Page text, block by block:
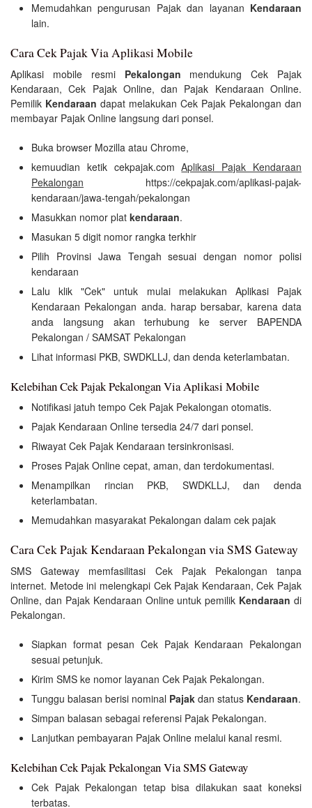
Memudahkan pengurusan Pajak dan layanan Kendaraan
lain.
Cara Cek Pajak Via Aplikasi Mobile
Aplikasi mobile resmi Pekalongan mendukung Cek Pajak
Kendaraan, Cek Pajak Online, dan Pajak Kendaraan Online.
Pemilik Kendaraan dapat melakukan Cek Pajak Pekalongan dan
membayar Pajak Online langsung dari ponsel.
Buka browser Mozilla atau Chrome,
kemuudian ketik cekpajak.comAplikasi Pajak Kendaraan
Pekalongan https://cekpajak.com/aplikasi-pajak-
kendaraan/jawa-tengah/pekalongan
Masukkan nomor plat kendaraan.
Masukan 5 digit nomor rangka terkhir
Pilih Provinsi Jawa Tengah sesuai dengan nomor polisi
kendaraan
Lalu klik "Cek" untuk mulai melakukan Aplikasi Pajak
Kendaraan Pekalongan anda. harap bersabar, karena data
anda langsung akan terhubung ke server BAPENDA
Pekalongan / SAMSAT Pekalongan
Lihat informasi PKB, SWDKLLJ, dan denda keterlambatan.
Kelebihan Cek Pajak Pekalongan Via Aplikasi Mobile
Notifikasi jatuh tempo Cek Pajak Pekalongan otomatis.
Pajak Kendaraan Online tersedia 24/7 dari ponsel.
Riwayat Cek Pajak Kendaraan tersinkronisasi.
Proses Pajak Online cepat, aman, dan terdokumentasi.
Menampilkan rincian PKB, SWDKLLJ, dan denda
keterlambatan.
Memudahkan masyarakat Pekalongan dalam cek pajak
Cara Cek Pajak Kendaraan Pekalongan via SMS Gateway
SMS Gateway memfasilitasi Cek Pajak Pekalongan tanpa
internet. Metode ini melengkapi Cek Pajak Kendaraan, Cek Pajak
Online, dan Pajak Kendaraan Online untuk pemilik Kendaraan di
Pekalongan.
Siapkan format pesan Cek Pajak Kendaraan Pekalongan
sesuai petunjuk.
Kirim SMS ke nomor layanan Cek Pajak Pekalongan.
Tunggu balasan berisi nominal Pajak dan status Kendaraan.
Simpan balasan sebagai referensi Pajak Pekalongan.
Lanjutkan pembayaran Pajak Online melalui kanal resmi.
Kelebihan Cek Pajak Pekalongan Via SMS Gateway
Cek Pajak Pekalongan tetap bisa dilakukan saat koneksi
terbatas.